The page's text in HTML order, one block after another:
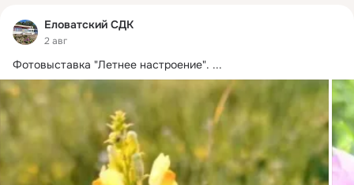
Еловатский СДК
2 авг
Фотовыставка "Летнее настроение". ...